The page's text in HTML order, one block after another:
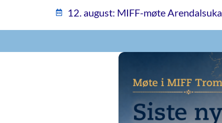
12. august: MIFF-møte Arendalsuka